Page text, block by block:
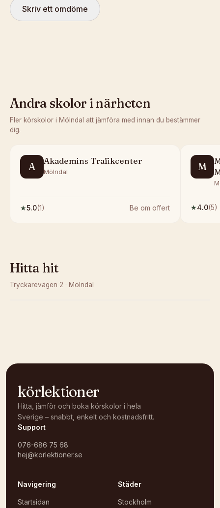
Skriv ett omdöme
Andra skolor i närheten
Fler körskolor i Mölndal att jämföra med innan du bestämmer
dig.
A Akademins Trafikcenter
Mölndal
★5.0(1) Be om offert
M
★4.0(5)
Hitta hit
Tryckarevägen 2 · Mölndal
körlektioner
Hitta, jämför och boka körskolor i hela
Sverige – snabbt, enkelt och kostnadsfritt.
Support
076-686 75 68
hej@korlektioner.se
Navigering
Startsidan
Städer
Stockholm